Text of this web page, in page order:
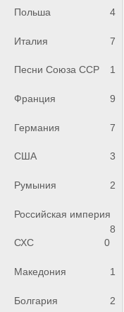
Польша 4
Италия 7
Песни Союза ССР 1
Франция 9
Германия 7
США 3
Румыния 2
Российская империя
8
СХС
0
Македония 1
Болгария 2